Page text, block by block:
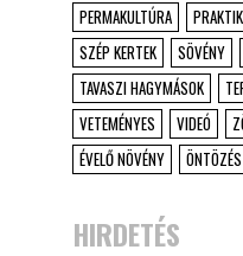
PERMAKULTÚRA
SZÉP KERTEK
SÖVÉNY
TAVASZI HAGYMÁSOK
VETEMÉNYES
VIDEÓ
ÉVELŐ NÖVÉNY
ÖNTÖZÉS
HIRDETÉS